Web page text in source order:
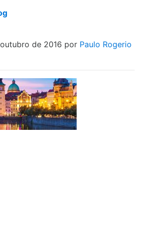
de 2016 por Paulo Rogerio